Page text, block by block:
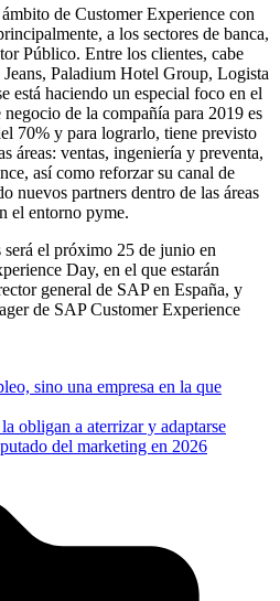
de Customer Experience con
a los sectores de banca,
Público. Entre los clientes, cabe
Paladium Hotel Group, Logista
está haciendo un especial foco en el
de la compañía para 2019 es
70% y para lograrlo, tiene previsto
áreas: ventas, ingeniería y preventa,
así como reforzar su canal de
nuevos partners dentro de las áreas
el entorno pyme.
el próximo 25 de junio en
Day, en el que estarán
general de SAP en España, y
de SAP Customer Experience
sino una empresa en la que
obligan a aterrizar y adaptarse
del marketing en 2026